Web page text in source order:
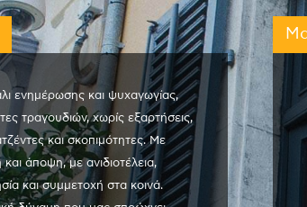
ενημέρωσης και ψυχαγωγίας,
τραγουδιών, χωρίς εξαρτήσεις,
και σκοπιμότητες. Με
και άποψη, με ανιδιοτέλεια,
και συμμετοχή στα κοινά.